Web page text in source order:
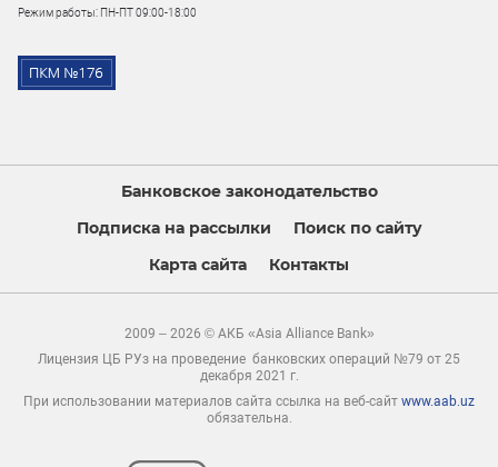
Режим работы: ПН-ПТ 09:00-18:00
Банковское законодательство
Подписка на рассылки
Поиск по сайту
Карта сайта
Контакты
2009 – 2026 © АКБ «Asia Alliance Bank»
Лицензия ЦБ РУз на проведение банковских операций №79 от 25
декабря 2021 г.
При использовании материалов сайта ссылка на веб-сайт www.aab.uz
обязательна.